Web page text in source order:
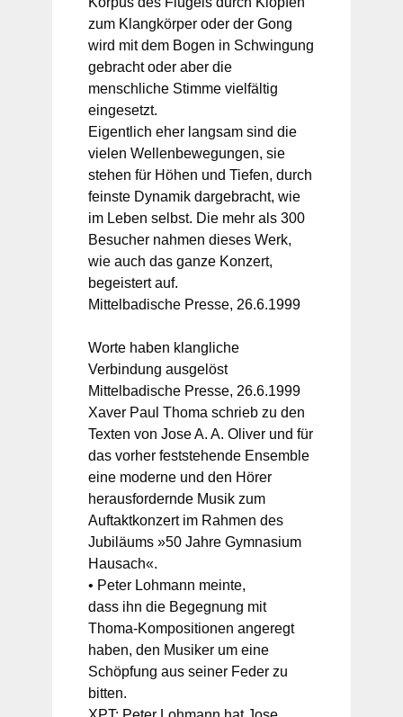
zum Klangkörper oder der Gong
wird mit dem Bogen in Schwingung
gebracht oder aber die
menschliche Stimme vielfältig
eingesetzt.
Eigentlich eher langsam sind die
vielen Wellenbewegungen, sie
stehen für Höhen und Tiefen, durch
feinste Dynamik dargebracht, wie
im Leben selbst. Die mehr als 300
Besucher nahmen dieses Werk,
wie auch das ganze Konzert,
begeistert auf.
Mittelbadische Presse, 26.6.1999
Worte haben klangliche
Verbindung ausgelöst
Mittelbadische Presse, 26.6.1999
Xaver Paul Thoma schrieb zu den
Texten von Jose A. A. Oliver und für
das vorher feststehende Ensemble
eine moderne und den Hörer
herausfordernde Musik zum
Auftaktkonzert im Rahmen des
Jubiläums »50 Jahre Gymnasium
Hausach«.
• Peter Lohmann meinte,
dass ihn die Begegnung mit
Thoma-Kompositionen angeregt
haben, den Musiker um eine
Schöpfung aus seiner Feder zu
bitten.